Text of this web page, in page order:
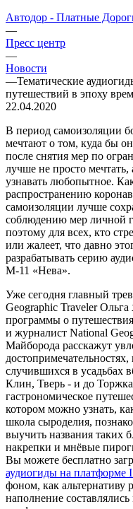
Автодор - Платные
—
Пресс центр
—
Новости
—Тематические
путешествий в эпоху
22.04.2020
В период самоизоляции
мечтают о том, куда бы
после снятия мер по
лучше не просто
узнавать любопытное.
распространению
самоизоляции лучше
соблюдению мер личной
поэтому для всех, кто
или жалеет, что давно
разрабатывать серию
М-11 «Нева».
Уже сегодня главный
Geographic Traveler
программы о
и журналист National
Майборода расскажут
случившихся в усадьбах
Клин, Тверь - и до
гастрономическое
котором можно узнать,
школа сыроделия,
выучить названия таких
накрепки и мнёвые
Вы можете бесплатно
аудиогиды на платформе
фоном, как
наполнение